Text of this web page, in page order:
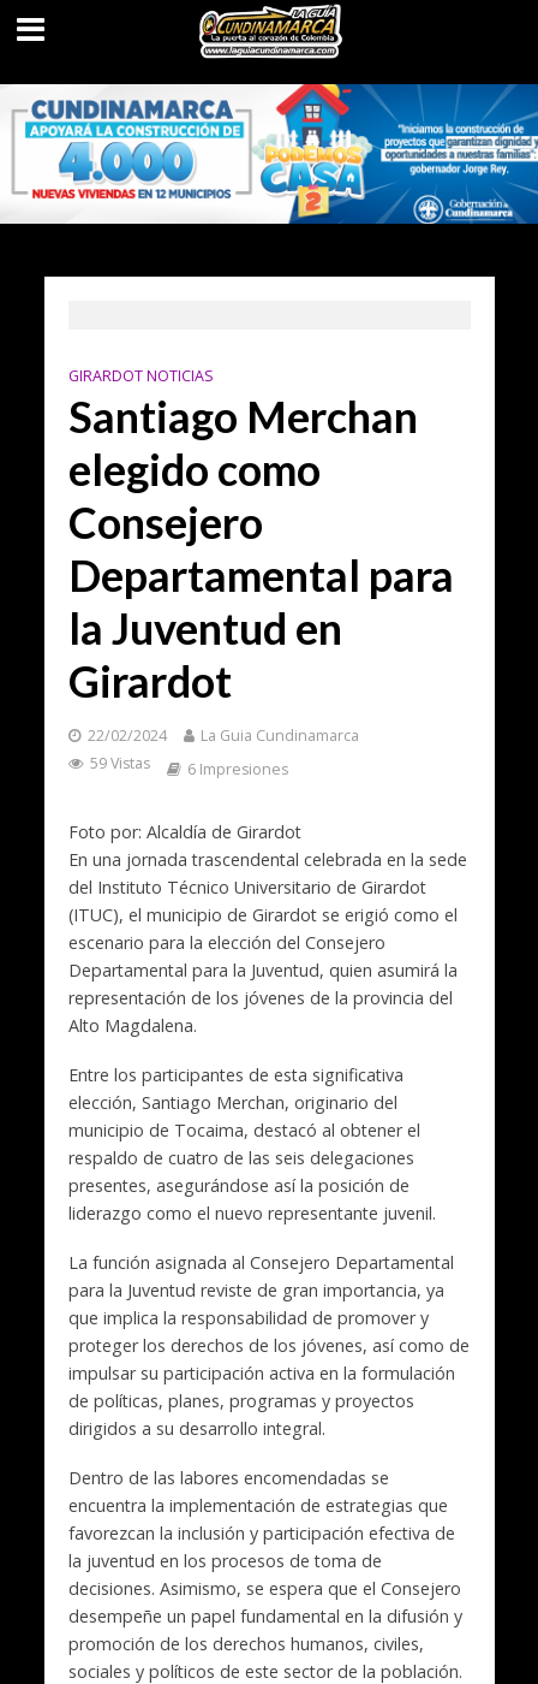
GIRARDOT NOTICIAS
Santiago Merchan
elegido como
Consejero
Departamental para
la Juventud en
Girardot
22/02/2024
La Guia Cundinamarca
59 Vistas
6 Impresiones
Foto por: Alcaldía de Girardot
En una jornada trascendental celebrada en la sede
del Instituto Técnico Universitario de Girardot
(ITUC), el municipio de Girardot se erigió como el
escenario para la elección del Consejero
Departamental para la Juventud, quien asumirá la
representación de los jóvenes de la provincia del
Alto Magdalena.
Entre los participantes de esta significativa
elección, Santiago Merchan, originario del
municipio de Tocaima, destacó al obtener el
respaldo de cuatro de las seis delegaciones
presentes, asegurándose así la posición de
liderazgo como el nuevo representante juvenil.
La función asignada al Consejero Departamental
para la Juventud reviste de gran importancia, ya
que implica la responsabilidad de promover y
proteger los derechos de los jóvenes, así como de
impulsar su participación activa en la formulación
de políticas, planes, programas y proyectos
dirigidos a su desarrollo integral.
Dentro de las labores encomendadas se
encuentra la implementación de estrategias que
favorezcan la inclusión y participación efectiva de
la juventud en los procesos de toma de
decisiones. Asimismo, se espera que el Consejero
desempeñe un papel fundamental en la difusión y
promoción de los derechos humanos, civiles,
sociales y políticos de este sector de la población.